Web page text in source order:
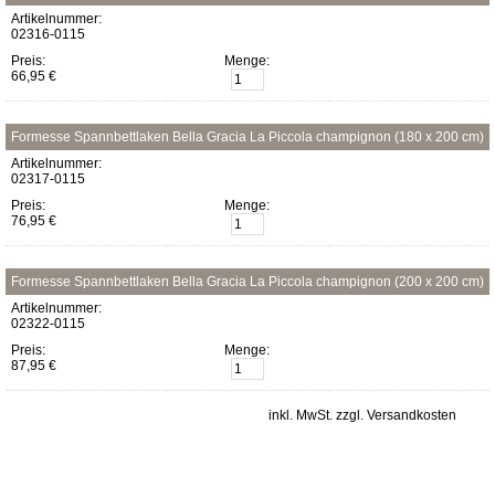
Artikelnummer:
02316-0115
Preis:
66,95 €
Menge:
Formesse Spannbettlaken Bella Gracia La Piccola champignon (180 x 200 cm)
Artikelnummer:
02317-0115
Preis:
76,95 €
Menge:
Formesse Spannbettlaken Bella Gracia La Piccola champignon (200 x 200 cm)
Artikelnummer:
02322-0115
Preis:
87,95 €
Menge:
inkl. MwSt. zzgl. Versandkosten